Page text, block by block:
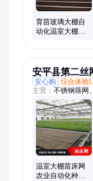
育苗玻璃大棚自
动化温室大棚智
安平县第二丝
安心购
综合体验
主营： 不锈钢筛网
电焊网、焊接网
温室大棚苗床网
农业自动化种植